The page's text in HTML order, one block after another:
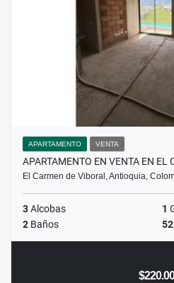
APARTAMENTO VENTA
APARTAMENTO EN VENTA EN EL
El Carmen de Viboral, Antioquia,
3Alcobas 1
2 Baños 52